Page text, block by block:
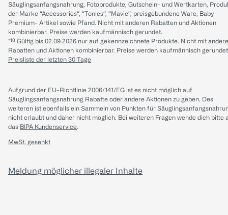
Säuglingsanfangsnahrung, Fotoprodukte, Gutschein- und Wertkarten,
der Marke “Accessories“, “Tonies“, “Mavie“, preisgebundene Ware, Baby
Premium- Artikel sowie Pfand. Nicht mit anderen Rabatten und Aktionen
kombinierbar. Preise werden kaufmännisch gerundet.
*¹⁰ Gültig bis 02.09.2026 nur auf gekennzeichnete Produkte. Nicht mit
Rabatten und Aktionen kombinierbar. Preise werden kaufmännisch
Preisliste der letzten 30 Tage
Aufgrund der EU-Richtlinie 2006/141/EG ist es nicht möglich auf
Säuglingsanfangsnahrung Rabatte oder andere Aktionen zu geben. Des
weiteren ist ebenfalls ein Sammeln von Punkten für
nicht erlaubt und daher nicht möglich. Bei weiteren Fragen wende dich bitte
das BIPA Kundenservice.
MwSt. gesenkt
Meldung möglicher illegaler Inhalte